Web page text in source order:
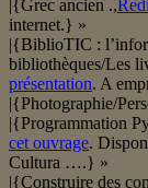
|{Grec ancien .,
internet.} »
|{BiblioTIC :
bibliothèques/Les
présentation. A
|{Photographie/
|{Programmation
cet ouvrage.
Cultura ….} »
|{Construire des